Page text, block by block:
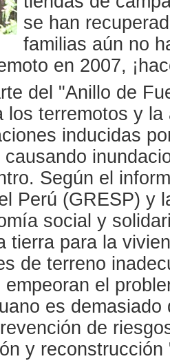
se han
familias aún no
en 2007,
del "Anillo de
los terremotos y
inducidas
causando
Según el
Perú (GRESP) y
social y
tierra para la
de terreno
empeoran el
es
de
y reconstrucción